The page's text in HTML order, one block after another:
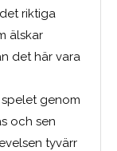
riktiga
älskar
det här vara
genom
och sen
tyvärr